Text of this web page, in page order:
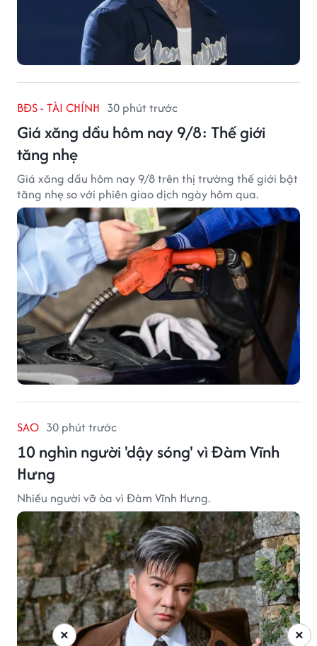
BĐS - TÀI CHÍNH 30 phút trước
Giá xăng dầu hôm nay 9/8: Thế giới
tăng nhẹ
Giá xăng dầu hôm nay 9/8 trên thị trường thế giới bật
tăng nhẹ so với phiên giao dịch ngày hôm qua.
SAO 30 phút trước
10 nghìn người 'dậy sóng' vì Đàm Vĩnh
Hưng
Nhiều người vỡ òa vì Đàm Vĩnh Hưng.
×
×